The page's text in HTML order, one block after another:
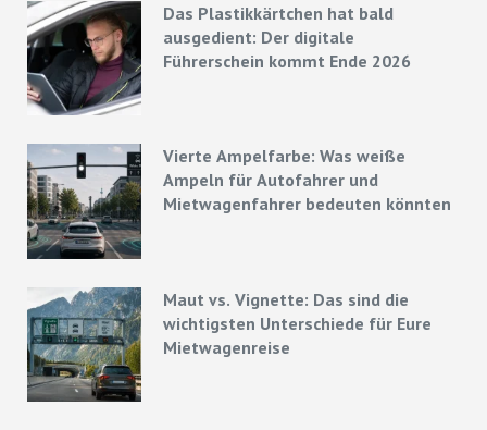
Das Plastikkärtchen hat bald
ausgedient: Der digitale
Führerschein kommt Ende 2026
Vierte Ampelfarbe: Was weiße
Ampeln für Autofahrer und
Mietwagenfahrer bedeuten könnten
Maut vs. Vignette: Das sind die
wichtigsten Unterschiede für Eure
Mietwagenreise